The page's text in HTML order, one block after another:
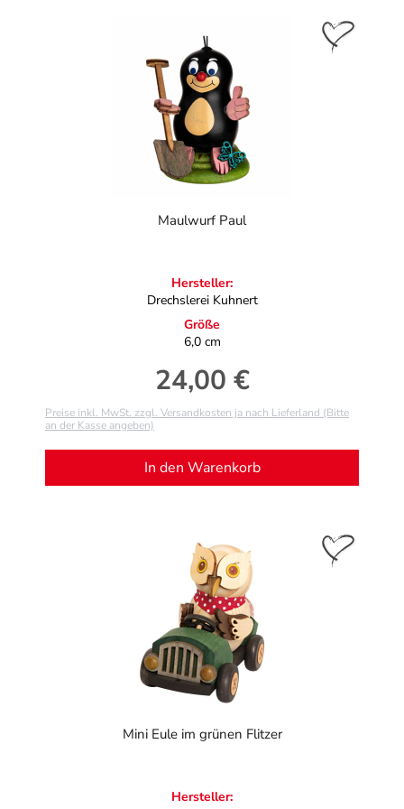
Maulwurf Paul
Hersteller:
Drechslerei Kuhnert
Größe
6,0 cm
Regulärer Preis:
24,00 €
Preise inkl. MwSt. zzgl. Versandkosten ja nach Lieferland (Bitte
an der Kasse angeben)
In den Warenkorb
Mini Eule im grünen Flitzer
Hersteller: